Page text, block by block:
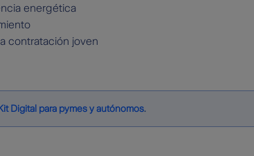
energética
contratación joven
Digital para pymes y autónomos.